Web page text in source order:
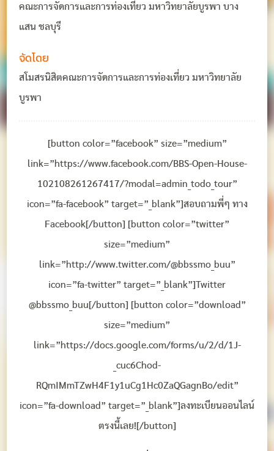
คณะการจัดการและการท่องเที่ยว มหาวิทยาลัยบูรพา บาง
แสน ชลบุรี
จัดโดย
สโมสรนิสิตคณะการจัดการและการท่องเที่ยว มหาวิทยาลัย
บูรพา
[button color=”facebook” size=”medium”
link=”https://www.facebook.com/BBS-Open-House-
102108261267417/?modal=admin_todo_tour”
icon=”fa-facebook” target=”_blank”]สอบถามพี่ๆ ทาง
Facebook[/button] [button color=”twitter”
size=”medium”
link=”http://www.twitter.com/@bbssmo_buu”
icon=”fa-twitter” target=”_blank”]Twitter
@bbssmo_buu[/button] [button color=”download”
size=”medium”
link=”https://docs.google.com/forms/u/2/d/1J-
_cuc6Chod-
RQmIMmTZwH4F1y1uCg1Hc0ZaQGagnBo/edit”
icon=”fa-download” target=”_blank”]ลงทะเบียนออนไลน์
ตรงนี้เลย![/button]